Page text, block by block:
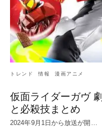
トレンド 情報 漫画アニメ
仮面ライダーガヴ
と必殺技まとめ
2024年9月1日から放送が開…